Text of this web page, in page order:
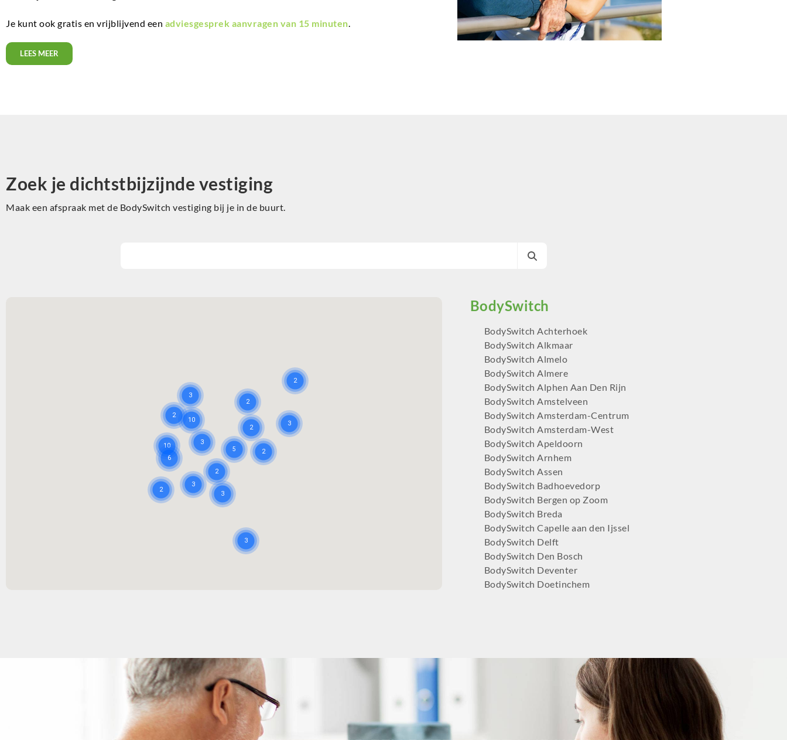
LEES MEER
Zoek je dichtstbijzijnde vestiging
BodySwitch Achterhoek
BodySwitch Alkmaar
BodySwitch Almelo
BodySwitch Almere
BodySwitch Alphen Aan Den Rijn
BodySwitch Amstelveen
BodySwitch Amsterdam-Centrum
BodySwitch Amsterdam-West
BodySwitch Apeldoorn
BodySwitch Arnhem
BodySwitch Assen
BodySwitch Badhoevedorp
BodySwitch Bergen op Zoom
BodySwitch Breda
BodySwitch Capelle aan den Ijssel
BodySwitch Delft
BodySwitch Den Bosch
BodySwitch Deventer
BodySwitch Gilze-Rijen
BodySwitch Goeree-Overflakkee
BodySwitch Groningen-Centrum
BodySwitch Haaglanden-Oost